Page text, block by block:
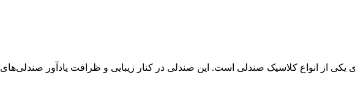
یکی از انواع کلاسیک صندلی است. این صندلی در کنار زیبایی و ظرافت یادآور صندلی‌های